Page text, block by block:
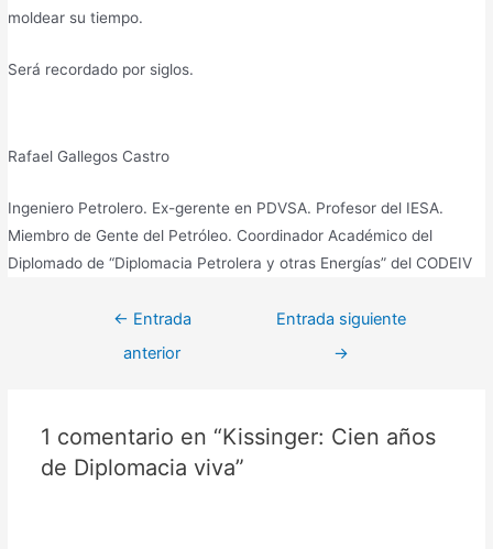
moldear su tiempo.
Será recordado por siglos.
Rafael Gallegos Castro
Ingeniero Petrolero. Ex-gerente en PDVSA. Profesor del IESA.
Miembro de Gente del Petróleo. Coordinador Académico del
Diplomado de “Diplomacia Petrolera y otras Energías” del CODEIV
← Entrada
anterior
Entrada siguiente
→
1 comentario en “Kissinger: Cien años
de Diplomacia viva”